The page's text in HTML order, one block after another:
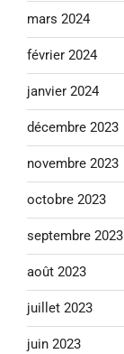
mars 2024
février 2024
janvier 2024
décembre 2023
novembre 2023
octobre 2023
septembre 2023
août 2023
juillet 2023
juin 2023